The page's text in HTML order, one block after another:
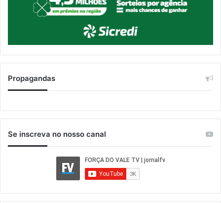
Propagandas
Se inscreva no nosso canal